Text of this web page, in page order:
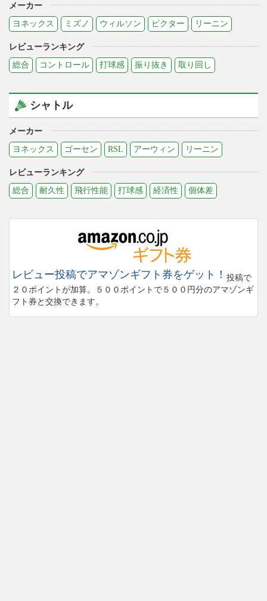
メーカー
ヨネックス
ミズノ ウィルソン ビクター リーニン
レビューランキング
総合
コントロール 打球感 振り抜き 取り回し
シャトル
メーカー
ヨネックス
ゴーセン RSL アーウィン リーニン
レビューランキング
総合
耐久性 飛行性能 打球感 経済性 個体差
レビュー投稿でアマゾンギフト券をゲット！ 投稿で
２０ポイントが加算。５００ポイントで５００円分のアマゾンギ
フト券と交換できます。